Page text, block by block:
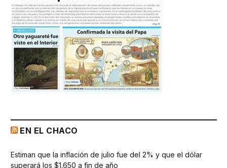
EN EL CHACO
Estiman que la inflación de julio fue del 2% y que el dólar
superará los $1.650 a fin de año